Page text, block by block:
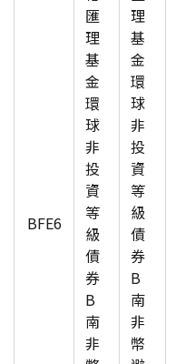
BFE6
匯
理
基
金
環
球
非
投
資
等
級
債
券
B
南
非
理
基
金
環
球
非
投
資
等
級
債
券
B
南
非
幣